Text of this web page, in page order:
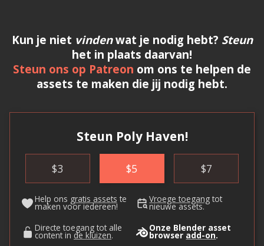
Kun je niet vindenwat je nodig hebt? Steun
het in plaats daarvan!
Steun ons op Patreon om ons te helpen de
assets te maken die jij nodig hebt.
Steun Poly Haven!
$3 $5 $7
Help ons gratis assets te
maken voor iedereen!
Vroege toegang tot
nieuwe assets.
Directe toegang tot alle
content in de kluizen.
Onze Blender asset
browser add-on.